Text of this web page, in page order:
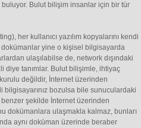
Bulut bilişim insanlar için bir tür
her kullanıcı yazılım kopyalarını kendi
dokümanlar yine o kişisel bilgisayarda
ulaşılabilse de, network dışındaki
diye tanımlar. Bulut bilişimle, ihtiyaç
kurulu değildir, İnternet üzerinden
bilgisayarınız bozulsa bile sunuculardaki
benzer şekilde İnternet üzerinden
dokümanlara ulaşmakla kalmaz, bunları
aynı doküman üzerinde beraber